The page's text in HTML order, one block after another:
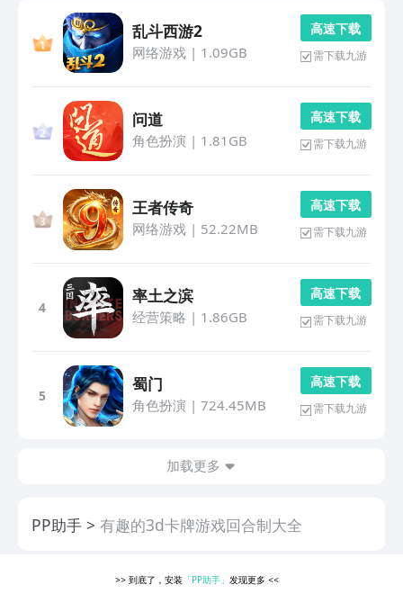
乱斗西游2
网络游戏| 1.09GB
高 速 下 载
需下载九游
问道
角色扮演 | 1.81GB
高 速 下 载
需下载九游
王者传奇
网络游戏| 52.22MB
高 速 下 载
需下载九游
4
率土之滨
经营策略 | 1.86GB
高 速 下 载
需下载九游
5
蜀门
角色扮演 | 724.45MB
高 速 下 载
需下载九游
加载更多
PP助手 有趣的3d卡牌游戏回合制大全
>> 到底了，安装 「PP助手」 发现更多<<